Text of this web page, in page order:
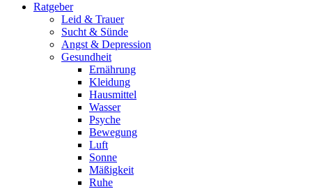
Ratgeber
Leid & Trauer
Sucht & Sünde
Angst & Depression
Gesundheit
Ernährung
Kleidung
Hausmittel
Wasser
Psyche
Bewegung
Luft
Sonne
Mäßigkeit
Ruhe